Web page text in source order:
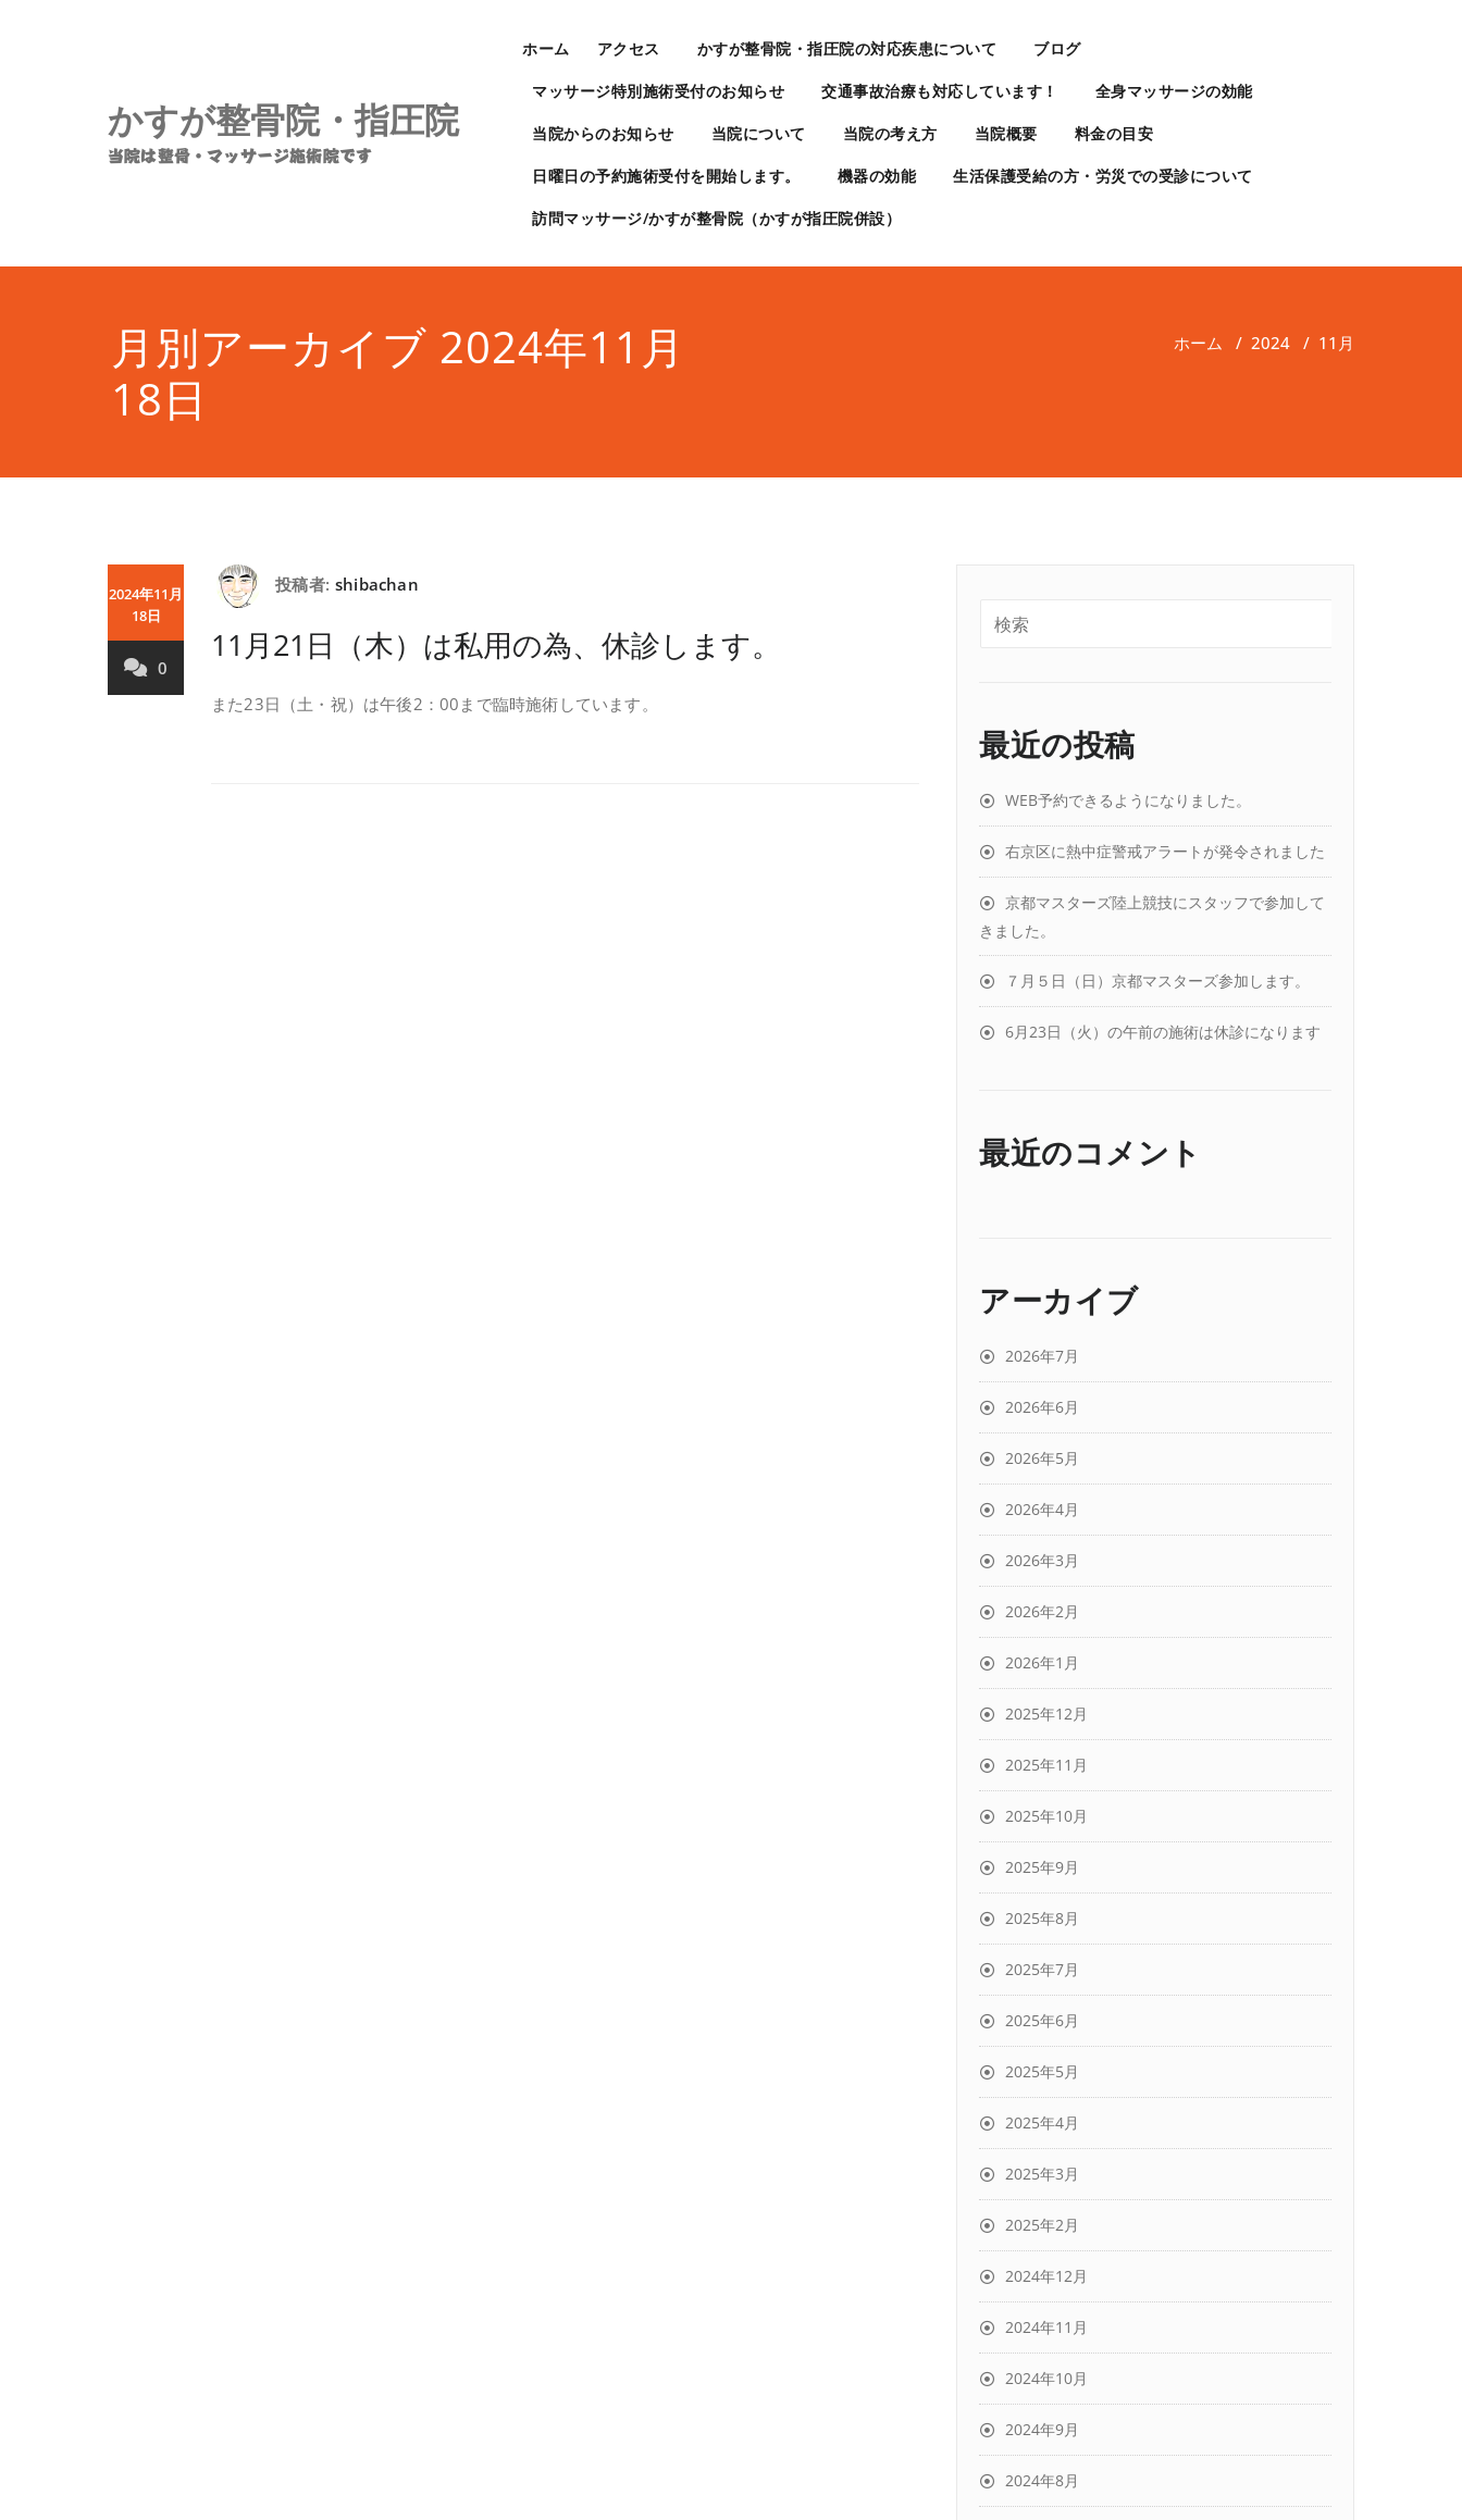
かすが整骨院・指圧院
当院は整骨・マッサージ施術院です
ホーム アクセス かすが整骨院・指圧院の対応疾患について ブログ
マッサージ特別施術受付のお知らせ 交通事故治療も対応しています！ 全身マッサージの効能
当院からのお知らせ 当院について 当院の考え方 当院概要 料金の目安
日曜日の予約施術受付を開始します。 機器の効能 生活保護受給の方・労災での受診について
訪問マッサージ/かすが整骨院（かすが指圧院併設）
月別アーカイブ 2024年11月
18日
ホーム / 2024 / 11月
2024年11月
18日
0
投稿者: shibachan
11月21日（木）は私用の為、休診します。
また23日（土・祝）は午後2：00まで臨時施術しています。
最近の投稿
WEB予約できるようになりました。
右京区に熱中症警戒アラートが発令されました
京都マスターズ陸上競技にスタッフで参加して
きました。
７月５日（日）京都マスターズ参加します。
6月23日（火）の午前の施術は休診になります
最近のコメント
アーカイブ
2026年7月
2026年6月
2026年5月
2026年4月
2026年3月
2026年2月
2026年1月
2025年12月
2025年11月
2025年10月
2025年9月
2025年8月
2025年7月
2025年6月
2025年5月
2025年4月
2025年3月
2025年2月
2024年12月
2024年11月
2024年10月
2024年9月
2024年8月